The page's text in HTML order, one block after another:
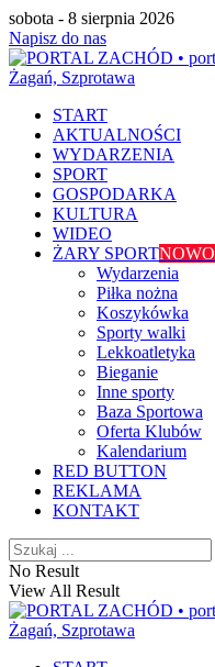
sobota - 8 sierpnia 2026
Napisz do nas
START
AKTUALNOŚCI
WYDARZENIA
SPORT
GOSPODARKA
KULTURA
WIDEO
ŻARY SPORT
Wydarzenia
Piłka nożna
Koszykówka
Sporty walki
Lekkoatletyka
Bieganie
Inne sporty
Baza Sportowa
Oferta Klubów
Kalendarium
RED BUTTON
REKLAMA
KONTAKT
No Result
View All Result